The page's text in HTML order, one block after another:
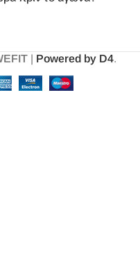
| Powered by D4.